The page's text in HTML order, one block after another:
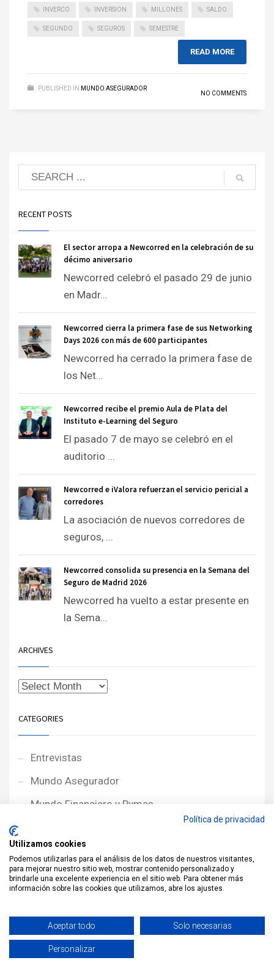
INVERCO INVERSION MILLONES SALDO
SEGUNDO SEGUROS SEMESTRE
READ MORE
PUBLISHED IN MUNDO ASEGURADOR
NO COMMENTS
RECENT POSTS
El sector arropa a Newcorred en la celebración de su
décimo aniversario
Newcorred celebró el pasado 29 de junio
en Madr...
Newcorred cierra la primera fase de sus Networking
Days 2026 con más de 600 participantes
Newcorred ha cerrado la primera fase de
los Net...
Newcorred recibe el premio Aula de Plata del
Instituto e-Learning del Seguro
El pasado 7 de mayo se celebró en el
auditorio ...
Newcorred e iValora refuerzan el servicio pericial a
corredores
La asociación de nuevos corredores de
seguros, ...
Newcorred consolida su presencia en la Semana del
Seguro de Madrid 2026
Newcorred ha vuelto a estar presente en
la Sema...
ARCHIVES
CATEGORIES
Entrevistas
Mundo Asegurador
Mundo Financiero y Pymes
Noticias NewcorRED
Protagonistas
Sin categoría
Política de privacidad
Utilizamos cookies
Podemos utilizarlas para el análisis de los datos de nuestros visitantes,
para mejorar nuestro sitio web, mostrar contenido personalizado y
brindarle una excelente experiencia en el sitio web. Para obtener más
información sobre las cookies que utilizamos, abre los ajustes.
Aceptar todo Solo necesarias
Personalizar